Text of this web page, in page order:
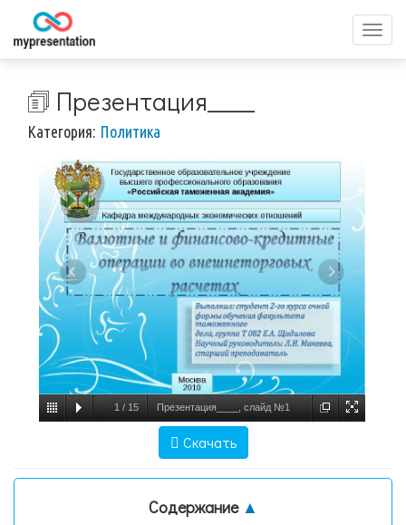
меню
🗊 Презентация____
Категория: Политика
1 / 15 Презентация____, слайд №1
Скачать
Содержание ▲